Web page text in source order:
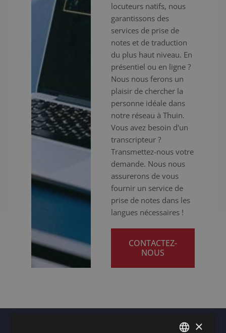
locuteurs natifs, nous
garantissons des
services de prise de
notes et de traduction
du plus haut niveau. En
présentiel ou en ligne ?
Nous nous ferons un
plaisir de chercher la
personne idéale dans
notre réseau à Thuin.
Vous avez besoin d'un
transcripteur ?
Transmettez-nous votre
demande. Nous nous
assurerons de vous
fournir un service de
prise de notes dans les
langues nécessaires !
CONTACTEZ-
NOUS
×